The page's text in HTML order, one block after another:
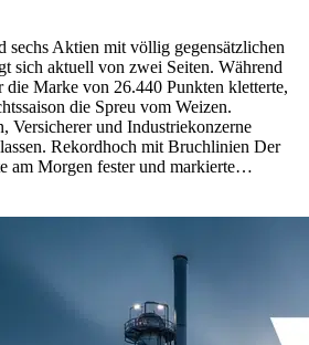
sechs Aktien mit völlig gegensätzlichen
aktuell von zwei Seiten. Während
die Marke von 26.440 Punkten kletterte,
die Spreu vom Weizen.
Versicherer und Industriekonzerne
Rekordhoch mit Bruchlinien Der
am Morgen fester und markierte…